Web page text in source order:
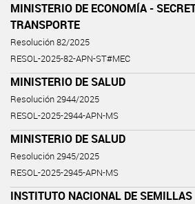
MINISTERIO DE ECONOMÍA -
TRANSPORTE
Resolución 82/2025
RESOL-2025-82-APN-ST#MEC
MINISTERIO DE SALUD
Resolución 2944/2025
RESOL-2025-2944-APN-MS
MINISTERIO DE SALUD
Resolución 2945/2025
RESOL-2025-2945-APN-MS
INSTITUTO NACIONAL DE SEMILLAS